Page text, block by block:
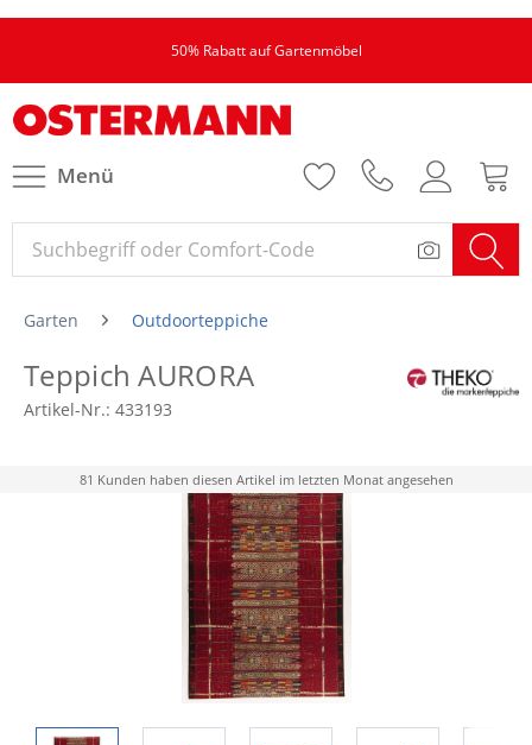
50% Rabatt auf Gartenmöbel
Menü
Garten Outdoorteppiche
Teppich AURORA
Artikel-Nr.: 433193
81 Kunden haben diesen Artikel im letzten Monat angesehen